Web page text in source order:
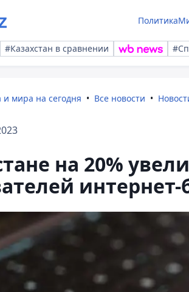
Политика
#Казахстан в сравнении
и мира на сегодня Все новости
на 20%
интернет-